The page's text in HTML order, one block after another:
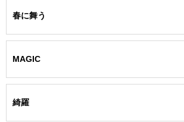
自宅でカラオケ歌い放題！
春に舞う
MAGIC
綺羅